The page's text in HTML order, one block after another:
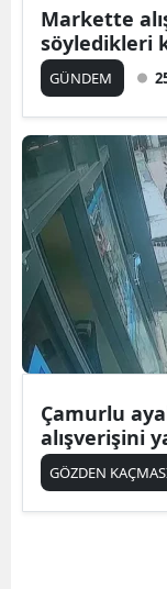
Markette
söyledikleri
GÜNDEM
Çamurlu
alışverişini
GÖZDEN